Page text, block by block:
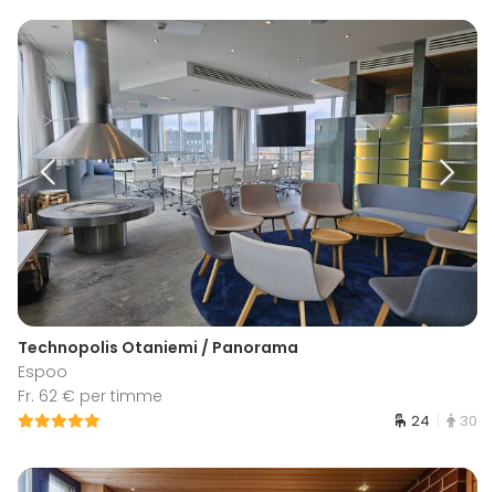
Technopolis Otaniemi / Panorama
Espoo
Fr. 62 € per timme
24 30